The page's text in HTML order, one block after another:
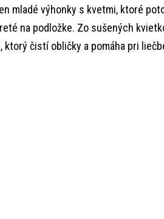
mladé výhonky s kvetmi, ktoré
na podložke. Zo sušených
ktorý čistí obličky a pomáha pri